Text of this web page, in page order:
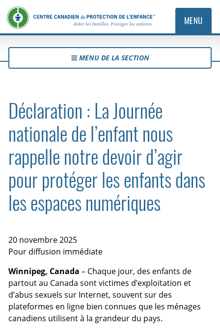
MENU
MENU DE LA SECTION
Déclaration : La Journée
nationale de l’enfant nous
rappelle notre devoir d’agir
pour protéger les enfants dans
les espaces numériques
20 novembre 2025
Pour diffusion immédiate
Winnipeg, Canada – Chaque jour, des enfants de
partout au Canada sont victimes d’exploitation et
d’abus sexuels sur Internet, souvent sur des
plateformes en ligne bien connues que les ménages
canadiens utilisent à la grandeur du pays.